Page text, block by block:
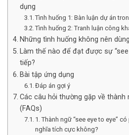
dụng
Tình huống 1: Bàn luận dự án
Tình huống 2: Tranh luận công
Những tình huống không nên
Làm thế nào để đạt được sự
tiếp?
Bài tập ứng dụng
Đáp án gợi ý
Các câu hỏi thường gặp về thành
(FAQs)
1. Thành ngữ “see eye to eye”
nghĩa tích cực không?